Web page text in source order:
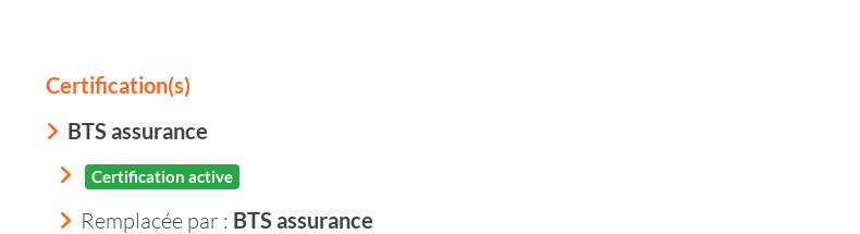
Certification(s)
BTS assurance
Certification active
Remplacée par : BTS assurance